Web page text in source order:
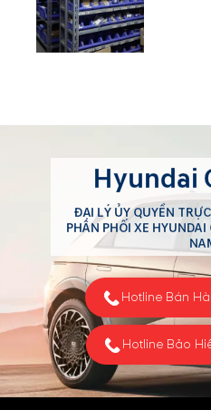
Hyundai
ĐẠI LÝ ỦY QUYỀN
PHÂN PHỐI XE
Hotline Bán
Hotline Bảo